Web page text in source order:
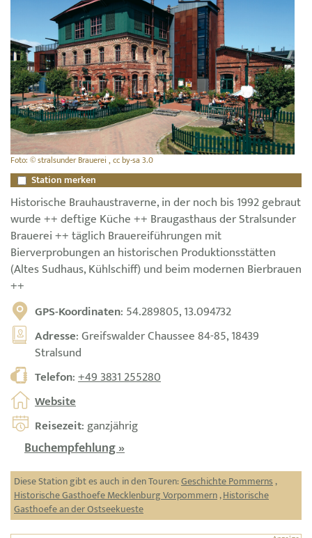
Foto: © stralsunder Brauerei , cc by-sa 3.0
Station merken
Historische Brauhaustraverne, in der noch bis 1992 gebraut
wurde ++ deftige Küche ++ Braugasthaus der Stralsunder
Brauerei ++ täglich Brauereiführungen mit
Bierverprobungen an historischen Produktionsstätten
(Altes Sudhaus, Kühlschiff) und beim modernen Bierbrauen
++
GPS-Koordinaten: 54.289805, 13.094732
Adresse: Greifswalder Chaussee 84-85, 18439
Stralsund
Telefon:+49 3831 255280
Website
Reisezeit: ganzjährig
Buchempfehlung »
Diese Station gibt es auch in den Touren:Geschichte Pommerns ,
Historische Gasthoefe Mecklenburg Vorpommern,Historische
Gasthoefe an der Ostseekueste